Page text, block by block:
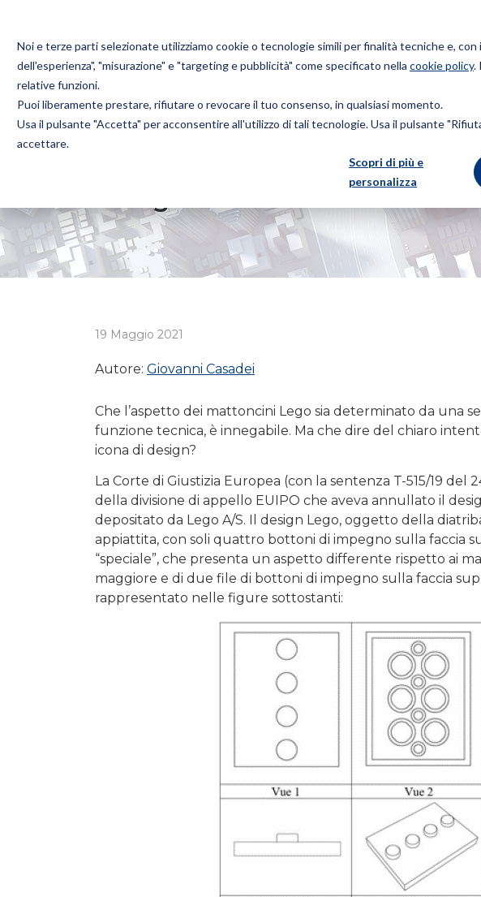
Noi e terze parti selezionate utilizziamo cookie o tecnologie simili per finalità tecniche e,
dell'esperienza", "misurazione" e "targeting e pubblicità" come specificato nella cookie policy.
relative funzioni.
Puoi liberamente prestare, rifiutare o revocare il tuo consenso, in qualsiasi momento.
Usa il pulsante "Accetta" per acconsentire all'utilizzo di tali tecnologie. Usa il pulsante
accettare.
Scopri di più e
personalizza
Bugnion
The
Design e funzione tecnica
19 Maggio 2021
Autore: Giovanni Casadei
Che l’aspetto dei mattoncini Lego sia determinato da una
funzione tecnica, è innegabile. Ma che dire del chiaro
icona di design?
La Corte di Giustizia Europea (con la sentenza T-515/19
della divisione di appello EUIPO che aveva annullato il
depositato da Lego A/S. Il design Lego, oggetto della
appiattita, con soli quattro bottoni di impegno sulla faccia
“speciale”, che presenta un aspetto differente rispetto ai
maggiore e di due file di bottoni di impegno sulla faccia
rappresentato nelle figure sottostanti: